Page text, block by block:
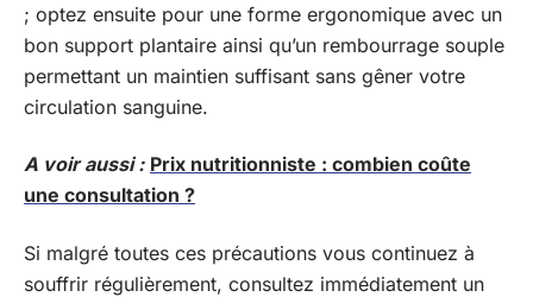
; optez ensuite pour une forme ergonomique avec un
bon support plantaire ainsi qu’un rembourrage souple
permettant un maintien suffisant sans gêner votre
circulation sanguine.
A voir aussi : Prix nutritionniste : combien coûte
une consultation ?
Si malgré toutes ces précautions vous continuez à
souffrir régulièrement, consultez immédiatement un